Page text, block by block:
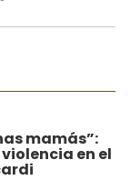
mamás”:
en el